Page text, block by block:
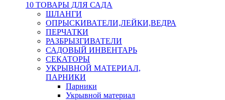
10 ТОВАРЫ ДЛЯ САДА
ШЛАНГИ
ОПРЫСКИВАТЕЛИ,ЛЕЙКИ,ВЕДРА
ПЕРЧАТКИ
РАЗБРЫЗГИВАТЕЛИ
САДОВЫЙ ИНВЕНТАРЬ
СЕКАТОРЫ
УКРЫВНОЙ МАТЕРИАЛ,
ПАРНИКИ
Парники
Укрывной материал